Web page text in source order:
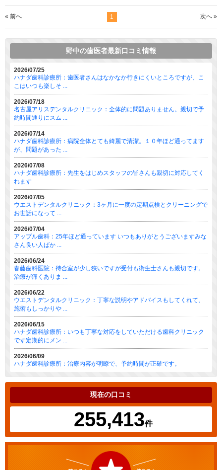
« 前へ 1 次へ »
野中の歯医者最新口コミ情報
2026/07/25
ハナダ歯科診療所：歯医者さんはなかなか行きにくいところですが、こ
こはいつも楽しそ ...
2026/07/18
名古屋アリスデンタルクリニック：全体的に問題ありません。親切で予
約時間通りにスム ...
2026/07/14
ハナダ歯科診療所：病院全体とても綺麗で清潔。１０年ほど通ってます
が、問題があった ...
2026/07/08
ハナダ歯科診療所：先生をはじめスタッフの皆さんも親切に対応してく
れます
2026/07/05
ウエストデンタルクリニック：3ヶ月に一度の定期点検とクリーニングで
お世話になって ...
2026/07/04
アップル歯科：25年ほど通っています いつもありがとうございますみな
さん良い人ばか ...
2026/06/24
春藤歯科医院：待合室が少し狭いですが受付も衛生士さんも親切です。
治療が痛くありま ...
2026/06/22
ウエストデンタルクリニック：丁寧な説明やアドバイスもしてくれて、
施術もしっかりや ...
2026/06/15
ハナダ歯科診療所：いつも丁寧な対応をしていただける歯科クリニック
です定期的にメン ...
2026/06/09
ハナダ歯科診療所：治療内容が明瞭で、予約時間が正確です。
現在の口コミ
255,413件